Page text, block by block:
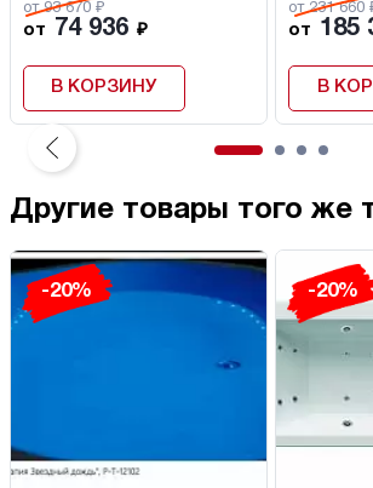
от 93 670 ₽
от 74 936 ₽
В КОРЗИНУ
от 231 660
от 185
В
Другие товары того же
-20% -20%